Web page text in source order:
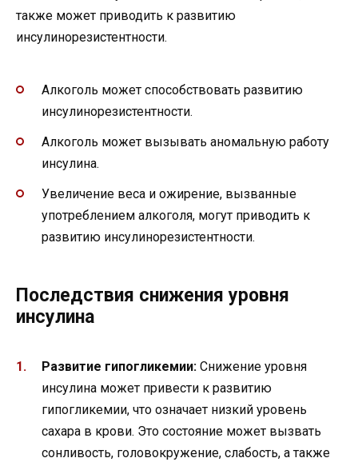
также может приводить к развитию
инсулинорезистентности.
Алкоголь может способствовать развитию
инсулинорезистентности.
Алкоголь может вызывать аномальную работу
инсулина.
Увеличение веса и ожирение, вызванные
употреблением алкоголя, могут приводить к
развитию инсулинорезистентности.
Последствия снижения уровня
инсулина
Развитие гипогликемии: Снижение уровня
инсулина может привести к развитию
гипогликемии, что означает низкий уровень
сахара в крови. Это состояние может вызвать
сонливость, головокружение, слабость, а также